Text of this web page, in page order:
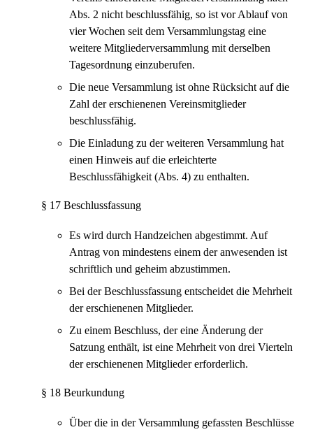
Abs. 2 nicht beschlussfähig, so ist vor Ablauf von
vier Wochen seit dem Versammlungstag eine
weitere Mitgliederversammlung mit derselben
Tagesordnung einzuberufen.
Die neue Versammlung ist ohne Rücksicht auf die
Zahl der erschienenen Vereinsmitglieder
beschlussfähig.
Die Einladung zu der weiteren Versammlung hat
einen Hinweis auf die erleichterte
Beschlussfähigkeit (Abs. 4) zu enthalten.
§ 17 Beschlussfassung
Es wird durch Handzeichen abgestimmt. Auf
Antrag von mindestens einem der anwesenden ist
schriftlich und geheim abzustimmen.
Bei der Beschlussfassung entscheidet die Mehrheit
der erschienenen Mitglieder.
Zu einem Beschluss, der eine Änderung der
Satzung enthält, ist eine Mehrheit von drei Vierteln
der erschienenen Mitglieder erforderlich.
§ 18 Beurkundung
Über die in der Versammlung gefassten Beschlüsse